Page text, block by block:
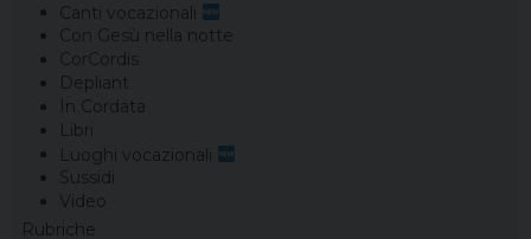
Canti vocazionali
Con Gesù nella notte
CorCordis
Depliant
In Cordata
Libri
Luoghi vocazionali
Sussidi
Video
Rubriche